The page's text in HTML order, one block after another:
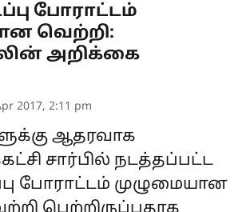
போராட்டம்
வெற்றி:
அறிக்கை
2017, 2:11 pm
ஆதரவாக
சார்பில் நடத்தப்பட்ட
போராட்டம் முழுமையான